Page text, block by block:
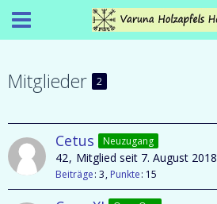
Mitglieder 2
Cetus Neuzugang
42 Mitglied seit 7. August 2018
Beiträge 3 Punkte 15